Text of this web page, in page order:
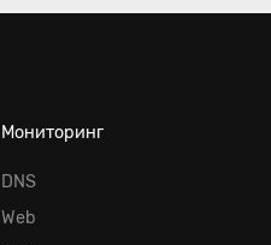
Мониторинг
DNS
Web